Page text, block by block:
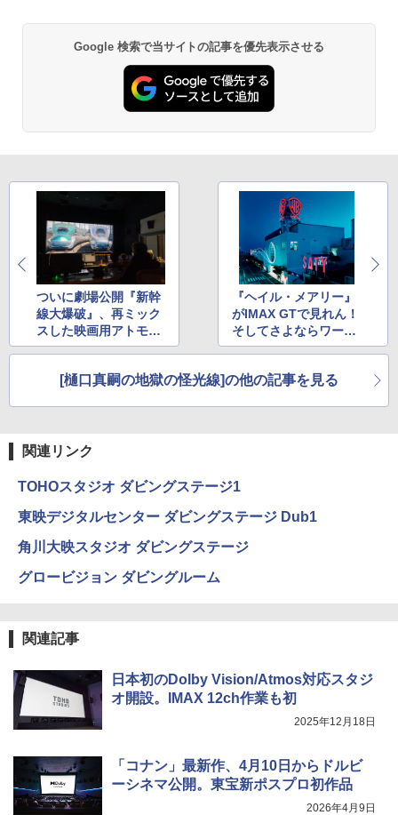
Google 検索で当サイトの記事を優先表示させる
ついに劇場公開『新幹
線大爆破』、再ミック
スした映画用アトモス
バージョンをご堪能あ
『ヘイル・メアリー』
がIMAX GTで見れん！
そしてさよならワーナ
ーマイカル海老名！
[樋口真嗣の地獄の怪光線]の他の記事を見る
関連リンク
TOHOスタジオ ダビングステージ1
東映デジタルセンター ダビングステージ Dub1
角川大映スタジオ ダビングステージ
グロービジョン ダビングルーム
関連記事
日本初のDolby Vision/Atmos対応スタジ
オ開設。IMAX 12ch作業も初
2025年12月18日
「コナン」最新作、4月10日からドルビ
ーシネマ公開。東宝新ポスプロ初作品
2026年4月9日